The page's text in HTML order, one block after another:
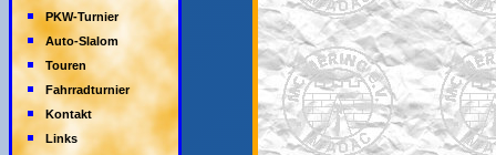
PKW-Turnier
Auto-Slalom
Touren
Fahrradturnier
Kontakt
Links